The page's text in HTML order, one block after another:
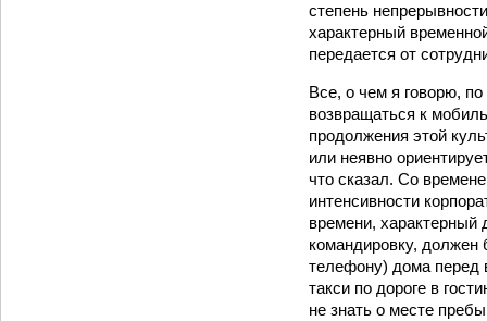
степень
характерный
передается от
Все, о чем я говорю,
возвращаться к
продолжения этой
или неявно
что сказал. Со
интенсивности
времени,
командировку, должен
телефону) дома перед
такси по дороге в
не знать о месте